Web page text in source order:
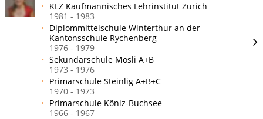
KLZ Kaufmännisches Lehrinstitut Zürich
1981 - 1983
Diplommittelschule Winterthur an der
Kantonsschule Rychenberg
1976 - 1979
Sekundarschule Mösli A+B
1973 - 1976
Primarschule Steinlig A+B+C
1970 - 1973
Primarschule Köniz-Buchsee
1966 - 1967